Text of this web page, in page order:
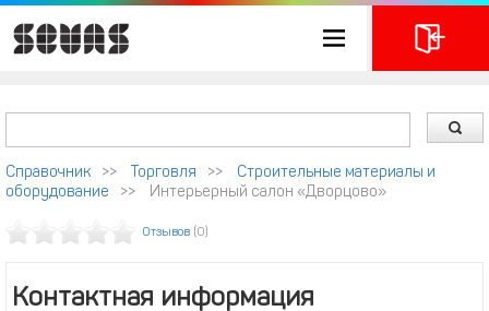
Справочник >> Торговля >>
Строительные материалы и
оборудование
>> Интерьерный салон «Дворцово»
Отзывов (0)
Контактная информация